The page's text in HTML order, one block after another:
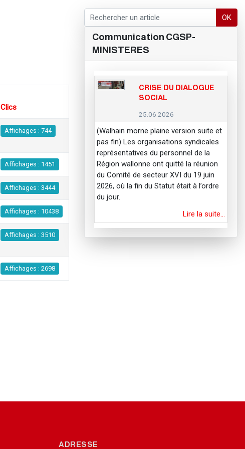
Clics
Affichages : 744
Affichages : 1451
Affichages : 3444
Affichages : 10438
Affichages : 3510
Affichages : 2698
OK
Communication CGSP-
MINISTERES
CRISE DU DIALOGUE
SOCIAL
25.06.2026
(Walhain morne plaine version suite et
pas fin) Les organisations syndicales
représentatives du personnel de la
Région wallonne ont quitté la réunion
du Comité de secteur XVI du 19 juin
2026, où la fin du Statut était à l’ordre
du jour.
Lire la suite…
ADRESSE